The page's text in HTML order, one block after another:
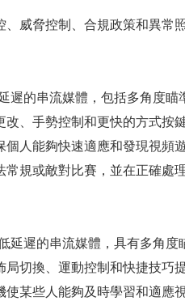
威脅控制、合規政策和異常
的串流媒體，包括多角度瞄
、手勢控制和更快的方式按
人能夠快速適應和發現視頻
規或敵對比賽，並在正確處
延遲的串流媒體，具有多角度
切換、運動控制和快捷技巧
某些人能夠及時學習和適應